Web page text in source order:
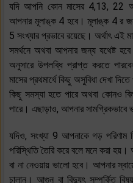
যদি আপনি কোন মাসের 4,13, 22
আপনার মূলাঙ্ক 4 হবে। মূলাঙ্ক 4 র
5 সংখ্যার প্রভাবে রয়েছে। অর্থাৎ এই
সমর্থনে অথবা আপনার জন্য যথেষ্ট
অনুসারে উপলব্ধি প্রাপ্ত করতে
মাসের প্রথমার্ধে কিছু অসুবিধা দেখা
কিছু সমস্যা হতে পারে অথবা কোনও
পারে। এছাড়াও, আপনার সামগ্রিকভাবে
যদিও, সংখ্যা 9 আপনাকে গড়
পরিস্থিতি তৈরি করে বলে মনে করা
বা না নেওয়ায় ভালো হবে। আপনার
চালান। আগুন বা বিদ্যুৎ সম্পর্কিত